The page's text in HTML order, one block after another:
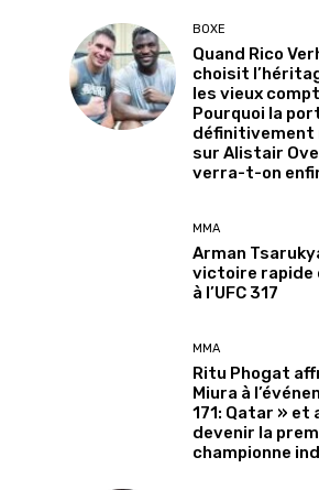
BOXE
Quand Rico
choisit
les vieux
Pourquoi la
définitivement
sur Alistair
verra-t-on
MMA
Arman
victoire rapide
à l’UFC 317
MMA
Ritu Phogat
Miura à
171: Qatar » et
devenir la
championne